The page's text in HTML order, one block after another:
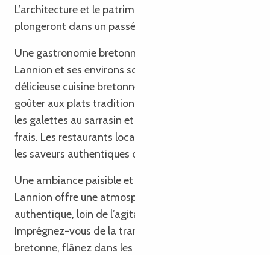
L’architecture et le patrimoine de la ville vous
plongeront dans un passé captivant.
Une gastronomie bretonne savoureuse 🍴🥖 :
Lannion et ses environs sont réputés pour leur
délicieuse cuisine bretonne. Ne manquez pas de
goûter aux plats traditionnels tels que les crêpes,
les galettes au sarrasin et les produits de la mer
frais. Les restaurants locaux vous feront découvrir
les saveurs authentiques de la Bretagne.
Une ambiance paisible et authentique 🏡🌄 :
Lannion offre une atmosphère paisible et
authentique, loin de l’agitation des grandes villes.
Imprégnez-vous de la tranquillité de la vie
bretonne, flânez dans les marchés locaux et